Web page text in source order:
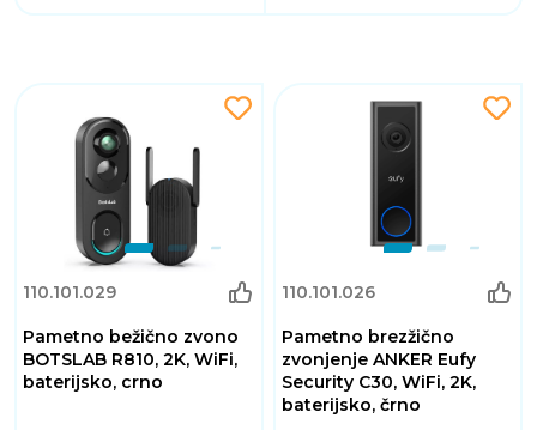
110.101.029
Pametno bežično zvono
BOTSLAB R810, 2K, WiFi,
baterijsko, crno
110.101.026
Pametno brezžično
zvonjenje ANKER Eufy
Security C30, WiFi, 2K,
baterijsko, črno